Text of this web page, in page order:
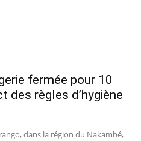
fermée pour 10
des règles d’hygiène
dans la région du Nakambé,